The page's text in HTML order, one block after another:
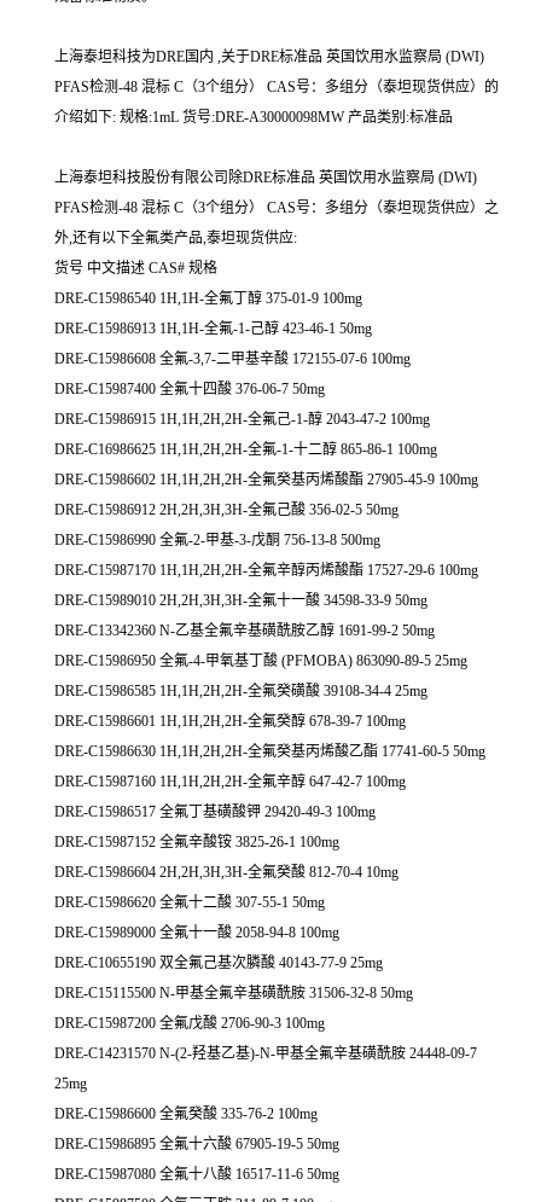
上海泰坦科技为DRE国内 ,关于DRE标准品 英国饮用水监察局 (DWI)
PFAS检测-48 混标 C（3个组分） CAS号：多组分（泰坦现货供应）的
介绍如下: 规格:1mL 货号:DRE-A30000098MW 产品类别:标准品
上海泰坦科技股份有限公司除DRE标准品 英国饮用水监察局 (DWI)
PFAS检测-48 混标 C（3个组分） CAS号：多组分（泰坦现货供应）之
外,还有以下全氟类产品,泰坦现货供应:
货号 中文描述 CAS# 规格
DRE-C15986540 1H,1H-全氟丁醇 375-01-9 100mg
DRE-C15986913 1H,1H-全氟-1-己醇 423-46-1 50mg
DRE-C15986608 全氟-3,7-二甲基辛酸 172155-07-6 100mg
DRE-C15987400 全氟十四酸 376-06-7 50mg
DRE-C15986915 1H,1H,2H,2H-全氟己-1-醇 2043-47-2 100mg
DRE-C16986625 1H,1H,2H,2H-全氟-1-十二醇 865-86-1 100mg
DRE-C15986602 1H,1H,2H,2H-全氟癸基丙烯酸酯 27905-45-9 100mg
DRE-C15986912 2H,2H,3H,3H-全氟己酸 356-02-5 50mg
DRE-C15986990 全氟-2-甲基-3-戊酮 756-13-8 500mg
DRE-C15987170 1H,1H,2H,2H-全氟辛醇丙烯酸酯 17527-29-6 100mg
DRE-C15989010 2H,2H,3H,3H-全氟十一酸 34598-33-9 50mg
DRE-C13342360 N-乙基全氟辛基磺酰胺乙醇 1691-99-2 50mg
DRE-C15986950 全氟-4-甲氧基丁酸 (PFMOBA) 863090-89-5 25mg
DRE-C15986585 1H,1H,2H,2H-全氟癸磺酸 39108-34-4 25mg
DRE-C15986601 1H,1H,2H,2H-全氟癸醇 678-39-7 100mg
DRE-C15986630 1H,1H,2H,2H-全氟癸基丙烯酸乙酯 17741-60-5 50mg
DRE-C15987160 1H,1H,2H,2H-全氟辛醇 647-42-7 100mg
DRE-C15986517 全氟丁基磺酸钾 29420-49-3 100mg
DRE-C15987152 全氟辛酸铵 3825-26-1 100mg
DRE-C15986604 2H,2H,3H,3H-全氟癸酸 812-70-4 10mg
DRE-C15986620 全氟十二酸 307-55-1 50mg
DRE-C15989000 全氟十一酸 2058-94-8 100mg
DRE-C10655190 双全氟己基次膦酸 40143-77-9 25mg
DRE-C15115500 N-甲基全氟辛基磺酰胺 31506-32-8 50mg
DRE-C15987200 全氟戊酸 2706-90-3 100mg
DRE-C14231570 N-(2-羟基乙基)-N-甲基全氟辛基磺酰胺 24448-09-7
25mg
DRE-C15986600 全氟癸酸 335-76-2 100mg
DRE-C15986895 全氟十六酸 67905-19-5 50mg
DRE-C15987080 全氟十八酸 16517-11-6 50mg